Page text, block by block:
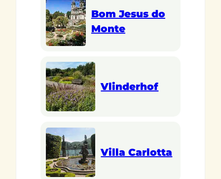
Bom Jesus do
Monte
Vlinderhof
Villa Carlotta